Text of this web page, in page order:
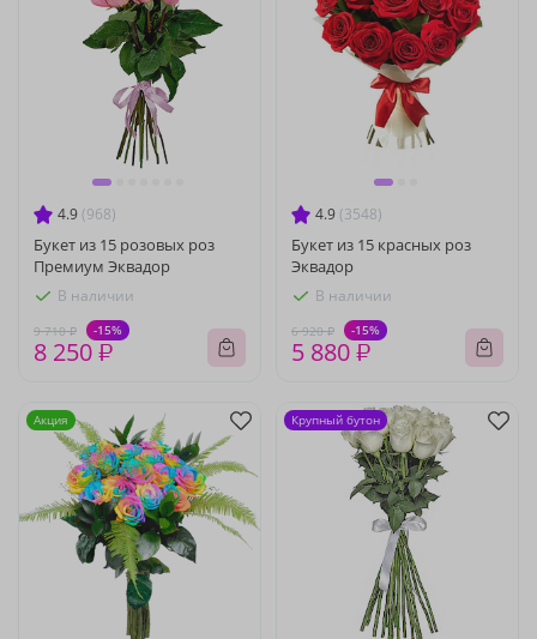
4.9 (968)
Букет из 15 розовых роз
Премиум Эквадор
В наличии
9 710 ₽ -15%
8 250 ₽
4.9 (3548)
Букет из 15 красных роз
Эквадор
В наличии
6 920 ₽ -15%
5 880 ₽
Акция Крупный бутон